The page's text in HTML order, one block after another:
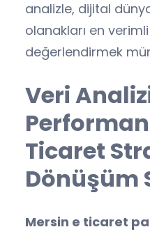
analizle, dijital
olanakları en
değerlendirmek
Veri
Ticaret
Dönüşüm
Mersin e ticaret